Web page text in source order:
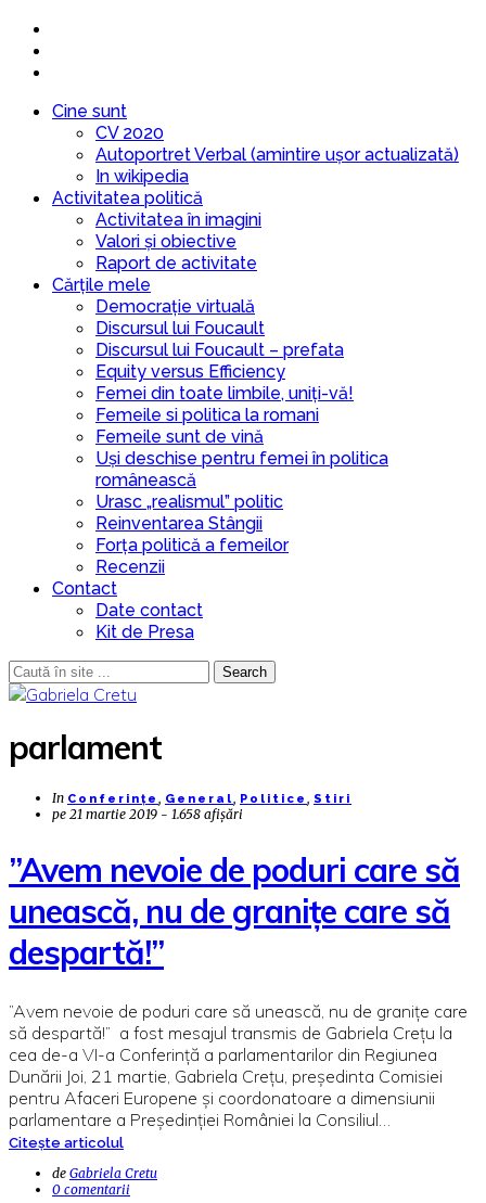
Cine sunt
CV 2020
Autoportret Verbal (amintire ușor actualizată)
In wikipedia
Activitatea politică
Activitatea în imagini
Valori și obiective
Raport de activitate
Cărțile mele
Democrație virtuală
Discursul lui Foucault
Discursul lui Foucault – prefata
Equity versus Efficiency
Femei din toate limbile, uniți-vă!
Femeile si politica la romani
Femeile sunt de vină
Uși deschise pentru femei în politica
românească
Urasc „realismul” politic
Reinventarea Stângii
Forța politică a femeilor
Recenzii
Contact
Date contact
Kit de Presa
Search
parlament
In Conferințe , General, Politice , Stiri
pe 21 martie 2019 - 1.658 afișări
”Avem nevoie de poduri care să
unească, nu de granițe care să
despartă!”
”Avem nevoie de poduri care să unească, nu de granițe care
să despartă!” a fost mesajul transmis de Gabriela Crețu la
cea de-a VI-a Conferinţă a parlamentarilor din Regiunea
Dunării Joi, 21 martie, Gabriela Crețu, președinta Comisiei
pentru Afaceri Europene și coordonatoare a dimensiunii
parlamentare a Președinției României la Consiliul…
Citește articolul
de Gabriela Cretu
0 comentarii